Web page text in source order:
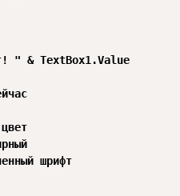
" & TextBox1.Value
шрифт